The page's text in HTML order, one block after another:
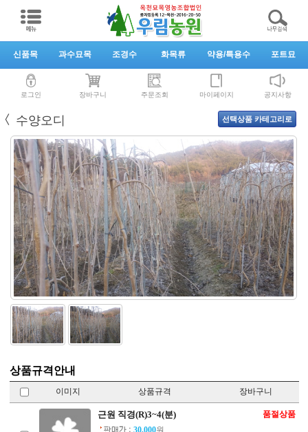
신품목 과수묘목 조경수 화목류 약용/특용수 포트묘
로그인 장바구니 주문조회 마이페이지 공지사항
〈 수양오디
상품규격안내
이미지 상품규격 장바구니
근원 직경(R)3~4(분)
30,000원
품절상품